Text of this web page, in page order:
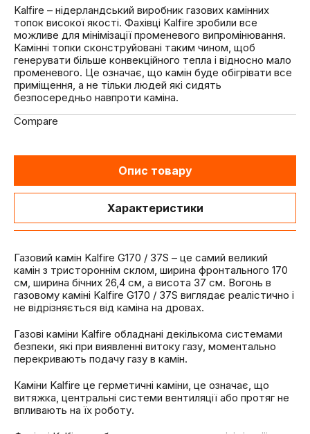
Kalfire – нідерландський виробник газових камінних
топок високої якості. Фахівці Kalfire зробили все
можливе для мінімізації променевого випромінювання.
Камінні топки сконструйовані таким чином, щоб
генерувати більше конвекційного тепла і відносно мало
променевого. Це означає, що камін буде обігрівати все
приміщення, а не тільки людей які сидять
безпосередньо навпроти каміна.
Compare
Опис товару
Характеристики
Газовий камін Kalfire G170 / 37S – це самий великий
камін з тристороннім склом, ширина фронтального 170
см, ширина бічних 26,4 см, а висота 37 см. Вогонь в
газовому каміні Kalfire G170 / 37S виглядає реалістично і
не відрізняється від каміна на дровах.
Газові каміни Kalfire обладнані декількома системами
безпеки, які при виявленні витоку газу, моментально
перекривають подачу газу в камін.
Каміни Kalfire це герметичні каміни, це означає, що
витяжка, центральні системи вентиляції або протяг не
впливають на їх роботу.